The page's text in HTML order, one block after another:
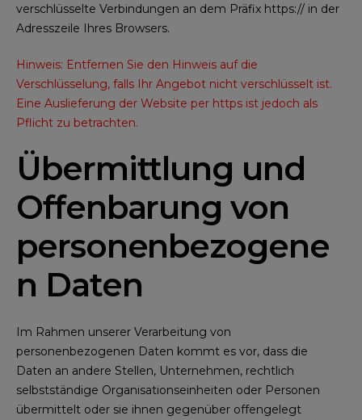
verschlüsselte Verbindungen an dem Präfix https:// in der
Adresszeile Ihres Browsers.
Hinweis: Entfernen Sie den Hinweis auf die
Verschlüsselung, falls Ihr Angebot nicht verschlüsselt ist.
Eine Auslieferung der Website per https ist jedoch als
Pflicht zu betrachten.
Übermittlung und
Offenbarung von
personenbezogene
n Daten
Im Rahmen unserer Verarbeitung von
personenbezogenen Daten kommt es vor, dass die
Daten an andere Stellen, Unternehmen, rechtlich
selbstständige Organisationseinheiten oder Personen
übermittelt oder sie ihnen gegenüber offengelegt